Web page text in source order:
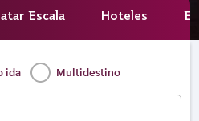
Escala Hoteles
ida Multidestino